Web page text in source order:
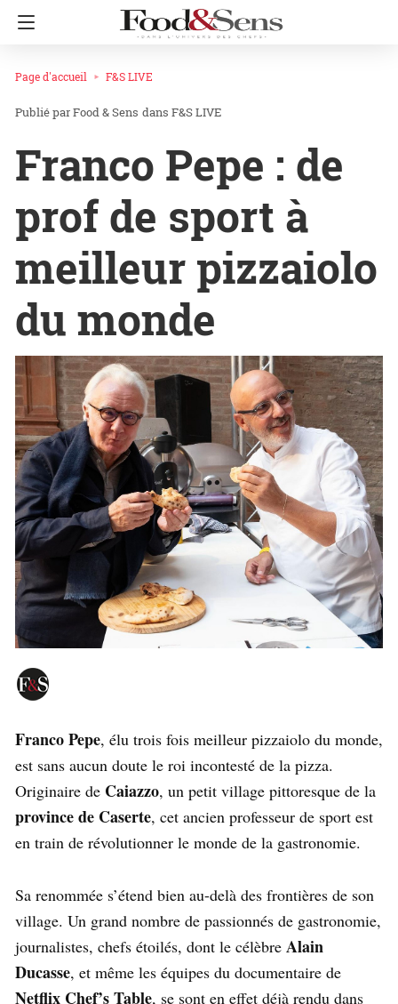
Page d'accueil F&S LIVE
Food & Sens dans F&S LIVE
Franco Pepe : de
prof de sport à
meilleur pizzaiolo
du monde
Franco Pepe, élu trois fois meilleur pizzaiolo du monde,
est sans aucun doute le roi incontesté de la pizza.
Originaire de Caiazzo, un petit village pittoresque de la
province de Caserte, cet ancien professeur de sport est
en train de révolutionner le monde de la gastronomie.
Sa renommée s’étend bien au-delà des frontières de son
village. Un grand nombre de passionnés de gastronomie,
journalistes, chefs étoilés, dont le célèbre Alain
Ducasse, et même les équipes du documentaire de
Netflix Chef’s Table, se sont en effet déjà rendu dans